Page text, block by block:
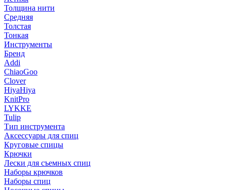
Толщина нити
Средняя
Толстая
Тонкая
Инструменты
Бренд
Addi
ChiaoGoo
Clover
HiyaHiya
KnitPro
LYKKE
Tulip
Тип инструмента
Аксессуары для спиц
Круговые спицы
Крючки
Лески для съемных спиц
Наборы крючков
Наборы спиц